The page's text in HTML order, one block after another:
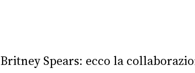
Britney Spears: ecco la